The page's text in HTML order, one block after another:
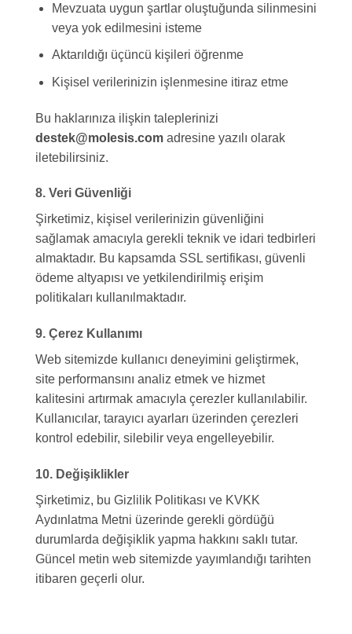
Mevzuata uygun şartlar oluştuğunda silinmesini
veya yok edilmesini isteme
Aktarıldığı üçüncü kişileri öğrenme
Kişisel verilerinizin işlenmesine itiraz etme
Bu haklarınıza ilişkin taleplerinizi
destek@molesis.com adresine yazılı olarak
iletebilirsiniz.
8. Veri Güvenliği
Şirketimiz, kişisel verilerinizin güvenliğini
sağlamak amacıyla gerekli teknik ve idari tedbirleri
almaktadır. Bu kapsamda SSL sertifikası, güvenli
ödeme altyapısı ve yetkilendirilmiş erişim
politikaları kullanılmaktadır.
9. Çerez Kullanımı
Web sitemizde kullanıcı deneyimini geliştirmek,
site performansını analiz etmek ve hizmet
kalitesini artırmak amacıyla çerezler kullanılabilir.
Kullanıcılar, tarayıcı ayarları üzerinden çerezleri
kontrol edebilir, silebilir veya engelleyebilir.
10. Değişiklikler
Şirketimiz, bu Gizlilik Politikası ve KVKK
Aydınlatma Metni üzerinde gerekli gördüğü
durumlarda değişiklik yapma hakkını saklı tutar.
Güncel metin web sitemizde yayımlandığı tarihten
itibaren geçerli olur.